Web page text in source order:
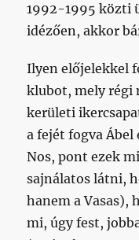
1992-1995 közti
idézően, akkor
Ilyen előjelekkel
klubot, mely régi
kerületi
a fejét fogva Ábel
Nos, pont ezek
sajnálatos látni,
hanem a Vasas),
mi, úgy fest,